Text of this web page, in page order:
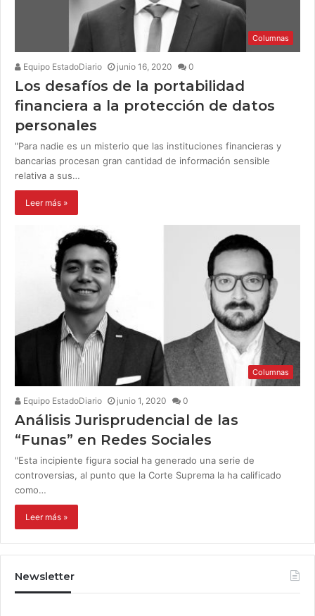
Columnas
Equipo EstadoDiario junio 16, 2020 0
Los desafíos de la portabilidad
financiera a la protección de datos
personales
"Para nadie es un misterio que las instituciones financieras y
bancarias procesan gran cantidad de información sensible
relativa a sus…
Leer más »
Columnas
Equipo EstadoDiario junio 1, 2020 0
Análisis Jurisprudencial de las
“Funas” en Redes Sociales
"Esta incipiente figura social ha generado una serie de
controversias, al punto que la Corte Suprema la ha calificado
como…
Leer más »
Newsletter